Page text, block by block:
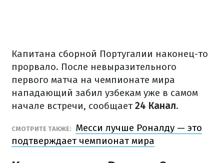
Капитана сборной Португалии наконец-то
прорвало. После невыразительного
первого матча на чемпионате мира
нападающий забил узбекам уже в самом
начале встречи, сообщает24 Канал.
СМОТРИТЕ ТАКЖЕ:
Месси лучше Роналду — это
подтверждает чемпионат мира